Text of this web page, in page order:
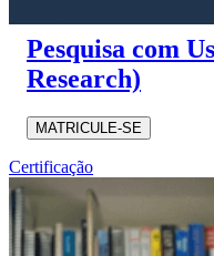
Pesquisa com
Research)
MATRICULE-SE
Certificação